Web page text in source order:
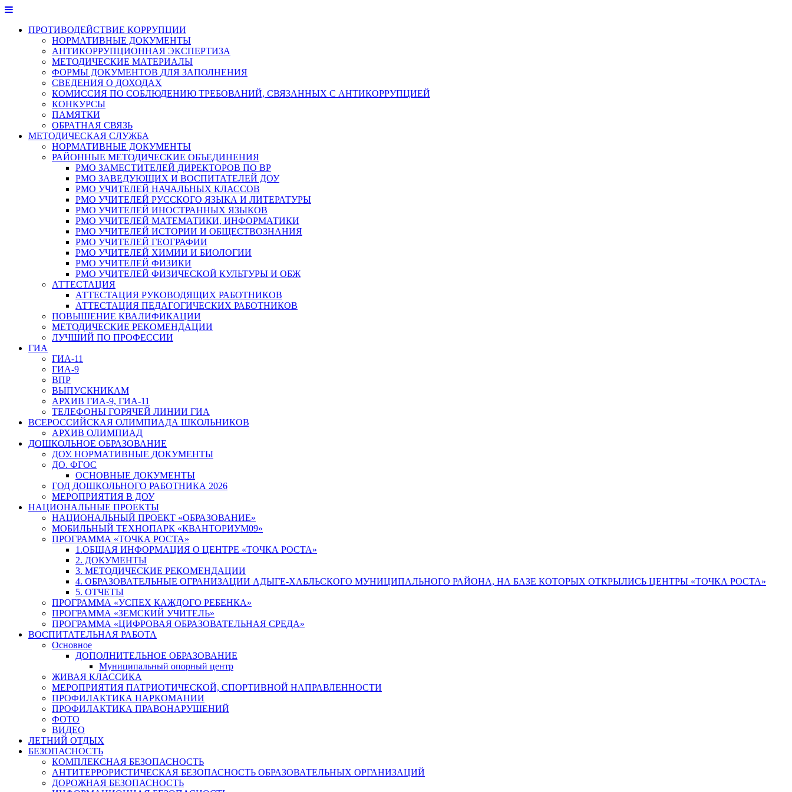
Перейти
содержимому
ПРОТИВОДЕЙСТВИЕ КОРРУПЦИИ
НОРМАТИВНЫЕ ДОКУМЕНТЫ
АНТИКОРРУПЦИОННАЯ ЭКСПЕРТИЗА
МЕТОДИЧЕСКИЕ МАТЕРИАЛЫ
ФОРМЫ ДОКУМЕНТОВ ДЛЯ ЗАПОЛНЕНИЯ
СВЕДЕНИЯ О ДОХОДАХ
КОМИССИЯ ПО СОБЛЮДЕНИЮ ТРЕБОВАНИЙ, СВЯЗАННЫХ С АНТИКОРРУПЦИЕЙ
КОНКУРСЫ
ПАМЯТКИ
ОБРАТНАЯ СВЯЗЬ
МЕТОДИЧЕСКАЯ СЛУЖБА
НОРМАТИВНЫЕ ДОКУМЕНТЫ
РАЙОННЫЕ МЕТОДИЧЕСКИЕ ОБЪЕДИНЕНИЯ
РМО ЗАМЕСТИТЕЛЕЙ ДИРЕКТОРОВ ПО ВР
РМО ЗАВЕДУЮЩИХ И ВОСПИТАТЕЛЕЙ ДОУ
РМО УЧИТЕЛЕЙ НАЧАЛЬНЫХ КЛАССОВ
РМО УЧИТЕЛЕЙ РУССКОГО ЯЗЫКА И ЛИТЕРАТУРЫ
РМО УЧИТЕЛЕЙ ИНОСТРАННЫХ ЯЗЫКОВ
РМО УЧИТЕЛЕЙ МАТЕМАТИКИ, ИНФОРМАТИКИ
РМО УЧИТЕЛЕЙ ИСТОРИИ И ОБЩЕСТВОЗНАНИЯ
РМО УЧИТЕЛЕЙ ГЕОГРАФИИ
РМО УЧИТЕЛЕЙ ХИМИИ И БИОЛОГИИ
РМО УЧИТЕЛЕЙ ФИЗИКИ
РМО УЧИТЕЛЕЙ ФИЗИЧЕСКОЙ КУЛЬТУРЫ И ОБЖ
АТТЕСТАЦИЯ
АТТЕСТАЦИЯ РУКОВОДЯЩИХ РАБОТНИКОВ
АТТЕСТАЦИЯ ПЕДАГОГИЧЕСКИХ РАБОТНИКОВ
ПОВЫШЕНИЕ КВАЛИФИКАЦИИ
МЕТОДИЧЕСКИЕ РЕКОМЕНДАЦИИ
ЛУЧШИЙ ПО ПРОФЕССИИ
ГИА
ГИА-11
ГИА-9
ВПР
ВЫПУСКНИКАМ
АРХИВ ГИА-9, ГИА-11
ТЕЛЕФОНЫ ГОРЯЧЕЙ ЛИНИИ ГИА
ВСЕРОССИЙСКАЯ ОЛИМПИАДА ШКОЛЬНИКОВ
АРХИВ ОЛИМПИАД
ДОШКОЛЬНОЕ ОБРАЗОВАНИЕ
ДОУ. НОРМАТИВНЫЕ ДОКУМЕНТЫ
ДО. ФГОС
ОСНОВНЫЕ ДОКУМЕНТЫ
ГОД ДОШКОЛЬНОГО РАБОТНИКА 2026
МЕРОПРИЯТИЯ В ДОУ
НАЦИОНАЛЬНЫЕ ПРОЕКТЫ
НАЦИОНАЛЬНЫЙ ПРОЕКТ «ОБРАЗОВАНИЕ»
МОБИЛЬНЫЙ ТЕХНОПАРК «КВАНТОРИУМ09»
ПРОГРАММА «ТОЧКА РОСТА»
1.ОБЩАЯ ИНФОРМАЦИЯ О ЦЕНТРЕ «ТОЧКА РОСТА»
2. ДОКУМЕНТЫ
3. МЕТОДИЧЕСКИЕ РЕКОМЕНДАЦИИ
4. ОБРАЗОВАТЕЛЬНЫЕ ОГРАНИЗАЦИИ АДЫГЕ-ХАБЛЬСКОГО МУНИЦИПАЛЬНОГО РАЙОНА, НА БАЗЕ КОТОРЫХ ОТКРЫЛИСЬ ЦЕНТРЫ «ТОЧКА РОСТА»
5. ОТЧЕТЫ
ПРОГРАММА «УСПЕХ КАЖДОГО РЕБЕНКА»
ПРОГРАММА «ЗЕМСКИЙ УЧИТЕЛЬ»
ПРОГРАММА «ЦИФРОВАЯ ОБРАЗОВАТЕЛЬНАЯ СРЕДА»
ВОСПИТАТЕЛЬНАЯ РАБОТА
Основное
ДОПОЛНИТЕЛЬНОЕ ОБРАЗОВАНИЕ
Муниципальный опорный центр
ЖИВАЯ КЛАССИКА
МЕРОПРИЯТИЯ ПАТРИОТИЧЕСКОЙ, СПОРТИВНОЙ НАПРАВЛЕННОСТИ
ПРОФИЛАКТИКА НАРКОМАНИИ
ПРОФИЛАКТИКА ПРАВОНАРУШЕНИЙ
ФОТО
ВИДЕО
ЛЕТНИЙ ОТДЫХ
БЕЗОПАСНОСТЬ
КОМПЛЕКСНАЯ БЕЗОПАСНОСТЬ
АНТИТЕРРОРИСТИЧЕСКАЯ БЕЗОПАСНОСТЬ ОБРАЗОВАТЕЛЬНЫХ ОРГАНИЗАЦИЙ
ДОРОЖНАЯ БЕЗОПАСНОСТЬ